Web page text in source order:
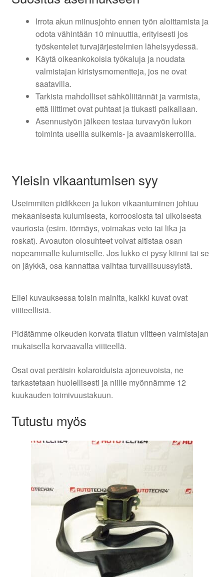
Irrota akun miinusjohto ennen työn aloittamista ja
odota vähintään 10 minuuttia, erityisesti jos
työskentelet turvajärjestelmien läheisyydessä.
Käytä oikeankokoisia työkaluja ja noudata
valmistajan kiristysmomentteja, jos ne ovat
saatavilla.
Tarkista mahdolliset sähköliitännät ja varmista,
että liittimet ovat puhtaat ja tiukasti paikallaan.
Asennustyön jälkeen testaa turvavyön lukon
toiminta useilla sulkemis- ja avaamiskerroilla.
Yleisin vikaantumisen syy
Useimmiten pidikkeen ja lukon vikaantuminen johtuu
mekaanisesta kulumisesta, korroosiosta tai ulkoisesta
vauriosta (esim. törmäys, voimakas veto tai lika ja
roskat). Avoauton olosuhteet voivat altistaa osan
nopeammalle kulumiselle. Jos lukko ei pysy kiinni tai se
on jäykkä, osa kannattaa vaihtaa turvallisuussyistä.
Ellei kuvauksessa toisin mainita, kaikki kuvat ovat
viitteellisiä.
Pidätämme oikeuden korvata tilatun viitteen valmistajan
mukaisella korvaavalla viitteellä.
Osat ovat peräisin kolaroiduista ajoneuvoista, ne
tarkastetaan huolellisesti ja niille myönnämme 12
kuukauden toimivuustakuun.
Tutustu myös